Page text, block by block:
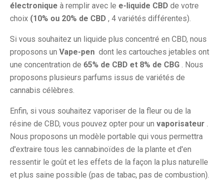
électronique à remplir avec le e-liquide CBD de votre
choix (10% ou 20% de CBD , 4 variétés différentes).
Si vous souhaitez un liquide plus concentré en CBD, nous
proposons un Vape-pen dont les cartouches jetables ont
une concentration de 65% de CBD et 8% de CBG . Nous
proposons plusieurs parfums issus de variétés de
cannabis célèbres.
Enfin, si vous souhaitez vaporiser de la fleur ou de la
résine de CBD, vous pouvez opter pour un vaporisateur
Nous proposons un modèle portable qui vous permettra
d'extraire tous les cannabinoïdes de la plante et d'en
ressentir le goût et les effets de la façon la plus naturelle
et plus saine possible (pas de tabac, pas de combustion).